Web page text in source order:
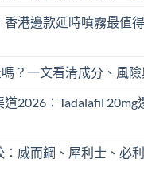
港邊款延時噴霧最值
？一文看清成分、風
道2026：Tadalafil
：威而鋼、犀利士、必